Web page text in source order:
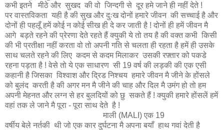
कभी इतने मीठे और सुखद की वो जिन्दगी से दूर हमे जाने ही नहीं देते !
पर वास्तविकता यही है की सुख और दुःख दोनों हमारे जीवन की सच्चाई है और
दोनों ही पहलूँ हमें कोई न कोई सीख ही दे कर जाती है ! दोनों ही हमें जीवन मै
आगे बड़ते रहने की प्रेरणा देते रहते हैं क्युकी ये तो तय है की वक्त कभी किसी
की भी प्रतीक्षा नहीं करता वो तो अपनी गति से चलता ही रहता है हमें ही उसके
साथ चलते रहने की लिए कदम से कदम मिलाकर उसकी रफ़्तार को पकडे
रहना पड़ता है ! वेसे तो ये एक साधारण सी 19 वर्ष की लड़की की एक एसी
कहानी है जिसका विश्वाश और द्रिड निश्चय हमारे जीवन मै जीने के होंसले
को बुलंद करती है की अगर मन मै जीने की चाह और दिल मै उमंग हो तो हम
अपनी मेहनत और लग्न से हर बुलदियों को छु सकते हैं ! क्युकी हमारे होंसलें हमें
वहां तक ले जाने मै पूरा - पूरा साथ देते है !
माली (MALI) एक 19
वर्षीय बेले नर्तकी थी जो एक कार दुर्घटना मै अपना बयाँ हाथ गवां देती है